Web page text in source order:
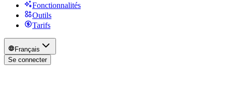
Fonctionnalités
Outils
Tarifs
Français
Se connecter